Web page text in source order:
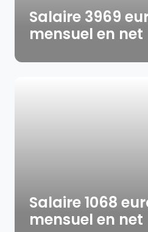
Salaire 3969
mensuel en net
Salaire 1068
mensuel en net